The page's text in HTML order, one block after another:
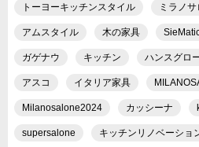
トーヨーキッチンスタイル ミラノ
アムスタイル 木の家具
ガゲナウ キッチン ハンスグロ
アスコ イタリア家具
Milanosalone2024 カッシーナ
supersalone キッチンリノベーショ